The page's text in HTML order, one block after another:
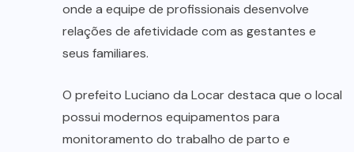
onde a equipe de profissionais desenvolve
relações de afetividade com as gestantes e
seus familiares.
O prefeito Luciano da Locar destaca que o local
possui modernos equipamentos para
monitoramento do trabalho de parto e